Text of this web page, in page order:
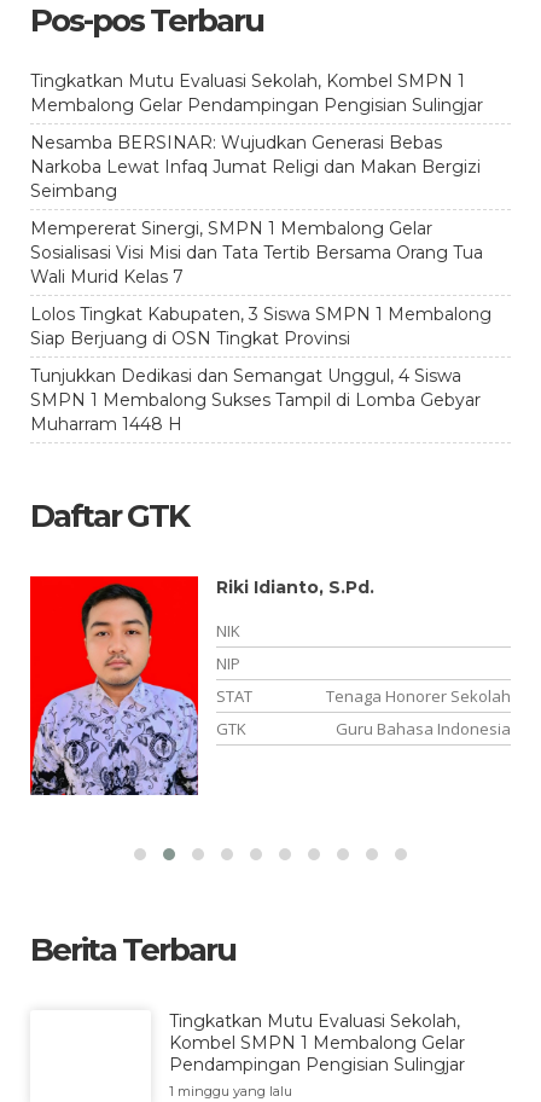
Pos-pos Terbaru
Tingkatkan Mutu Evaluasi Sekolah, Kombel SMPN 1
Membalong Gelar Pendampingan Pengisian Sulingjar
Nesamba BERSINAR: Wujudkan Generasi Bebas
Narkoba Lewat Infaq Jumat Religi dan Makan Bergizi
Seimbang
Mempererat Sinergi, SMPN 1 Membalong Gelar
Sosialisasi Visi Misi dan Tata Tertib Bersama Orang Tua
Wali Murid Kelas 7
Lolos Tingkat Kabupaten, 3 Siswa SMPN 1 Membalong
Siap Berjuang di OSN Tingkat Provinsi
Tunjukkan Dedikasi dan Semangat Unggul, 4 Siswa
SMPN 1 Membalong Sukses Tampil di Lomba Gebyar
Muharram 1448 H
Daftar GTK
Riki Idianto, S.Pd.
NIK
NIP
STAT
Tenaga Honorer Sekolah
GTK
Guru Bahasa Indonesia
Berita Terbaru
Tingkatkan Mutu Evaluasi Sekolah,
Kombel SMPN 1 Membalong Gelar
Pendampingan Pengisian Sulingjar
1 minggu yang lalu